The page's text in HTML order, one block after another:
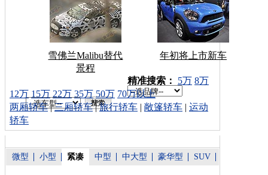
雪佛兰Malibu替代
景程
年初将上市新车
车型搜索：
精准搜索： 5万 8万
12万 15万 22万 35万 50万 70万以上
两厢轿车|三厢轿车|旅行轿车 | 敞篷轿车 | 运动
轿车
微型 小型 紧凑 中型 中大型 豪华型 SUV